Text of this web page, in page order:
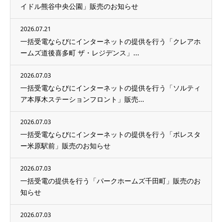
イドル熊谷中央公園」販売のお知らせ
2026.07.21
一括受電ならびにインターネットの提供を行う「クレアホ
ームズ道後喜多町 ザ・レジデンス」...
2026.07.03
一括受電ならびにインターネットの提供を行う「ソルティ
ア本厚木ステーションフロント」販売...
2026.07.03
一括受電ならびにインターネットの提供を行う「ポレスタ
ー米原駅前」販売のお知らせ
2026.07.03
一括受電の提供を行う「パークホームズ千田町」販売のお
知らせ
2026.07.03